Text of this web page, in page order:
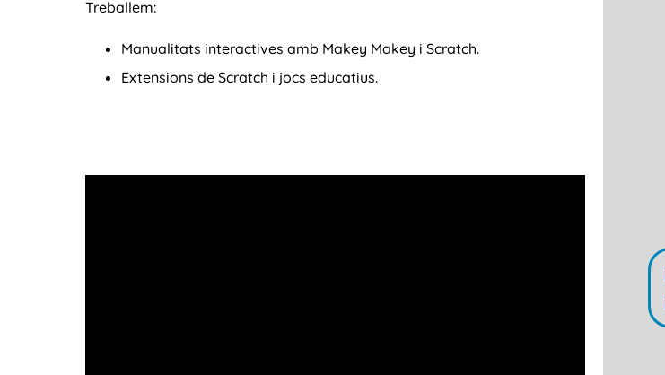
Treballem:
Manualitats interactives amb Makey Makey i Scratch.
Extensions de Scratch i jocs educatius.